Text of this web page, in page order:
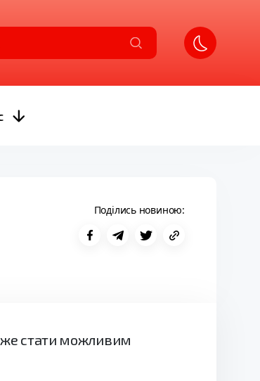
Поділись новиною:
стати можливим